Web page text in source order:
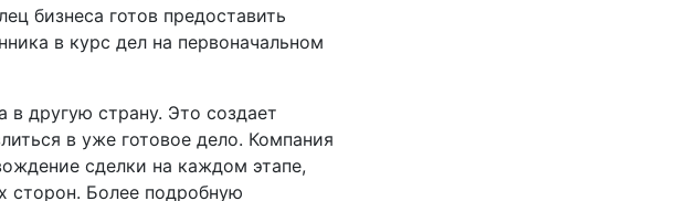
бизнеса готов предоставить
в курс дел на первоначальном
в другую страну. Это создает
в уже готовое дело. Компания
сделки на каждом этапе,
сторон. Более подробную